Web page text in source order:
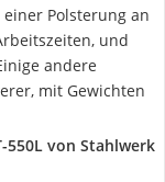
Polsterung an
und
andere
mit Gewichten
550L von Stahlwerk